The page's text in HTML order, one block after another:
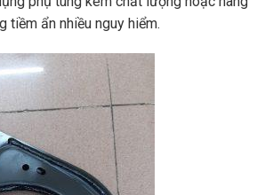
tiềm ẩn nhiều nguy hiểm.